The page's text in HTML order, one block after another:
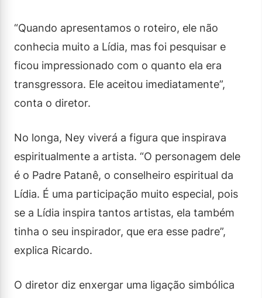
“Quando apresentamos o roteiro, ele não
conhecia muito a Lídia, mas foi pesquisar e
ficou impressionado com o quanto ela era
transgressora. Ele aceitou imediatamente”,
conta o diretor.
No longa, Ney viverá a figura que inspirava
espiritualmente a artista. “O personagem dele
é o Padre Patanê, o conselheiro espiritual da
Lídia. É uma participação muito especial, pois
se a Lídia inspira tantos artistas, ela também
tinha o seu inspirador, que era esse padre”,
explica Ricardo.
O diretor diz enxergar uma ligação simbólica